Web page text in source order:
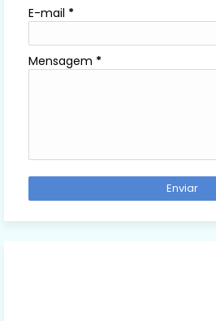
E-mail *
Mensagem *